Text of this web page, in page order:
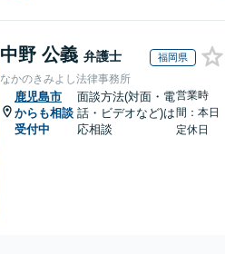
中野 公義 弁護士 福岡県
なかのきみよし法律事務所
鹿児島市
からも相談
受付中
面談方法(対面・電
話・ビデオなど)は
応相談
営業時
間：本日
定休日